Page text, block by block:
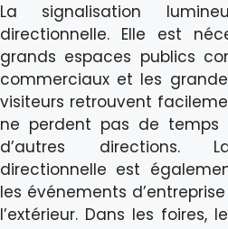
La signalisation
directionnelle. Elle est
grands espaces publics
commerciaux et les
visiteurs retrouvent
ne perdent pas de temps
d’autres directions.
directionnelle est
les événements
l’extérieur. Dans les foires,